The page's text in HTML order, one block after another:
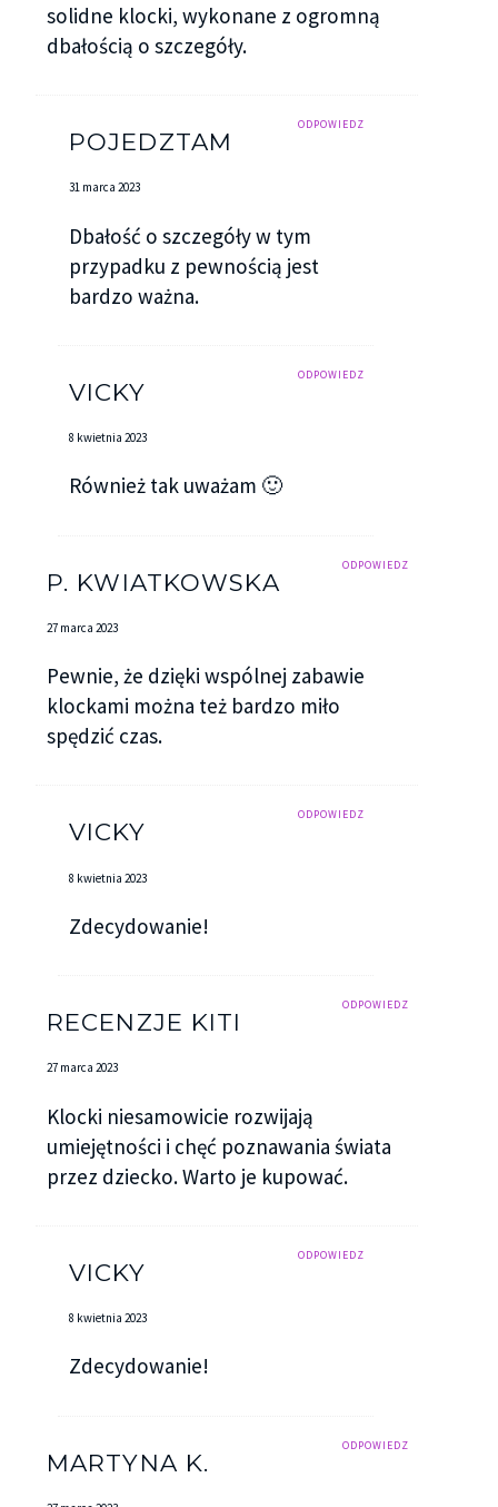
solidne klocki, wykonane z ogromną
dbałością o szczegóły.
ODPOWIEDZ
POJEDZTAM
31 marca 2023
Dbałość o szczegóły w tym
przypadku z pewnością jest
bardzo ważna.
ODPOWIEDZ
VICKY
8 kwietnia 2023
Również tak uważam 🙂
ODPOWIEDZ
P. KWIATKOWSKA
27 marca 2023
Pewnie, że dzięki wspólnej zabawie
klockami można też bardzo miło
spędzić czas.
ODPOWIEDZ
VICKY
8 kwietnia 2023
Zdecydowanie!
ODPOWIEDZ
RECENZJE KITI
27 marca 2023
Klocki niesamowicie rozwijają
umiejętności i chęć poznawania świata
przez dziecko. Warto je kupować.
ODPOWIEDZ
VICKY
8 kwietnia 2023
Zdecydowanie!
ODPOWIEDZ
MARTYNA K.